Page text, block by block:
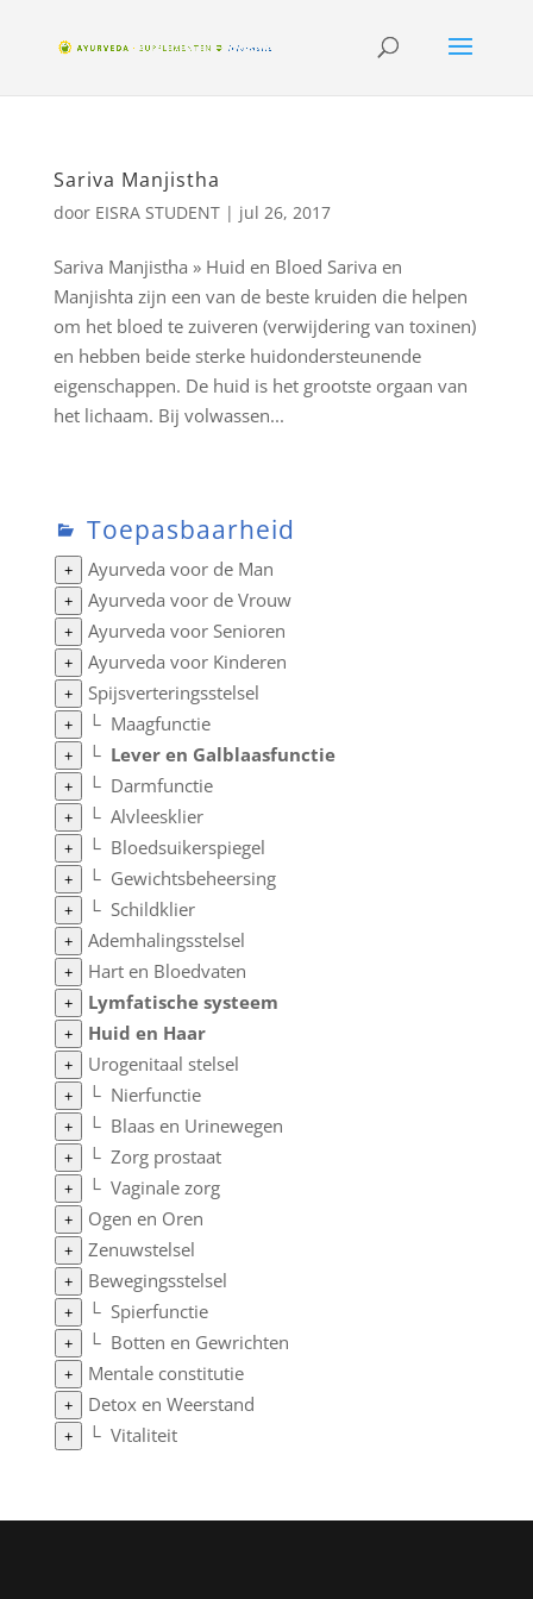
Sariva Manjistha
door EISRA STUDENT| jul 26, 2017
Sariva Manjistha » Huid en Bloed Sariva en
Manjishta zijn een van de beste kruiden die helpen
om het bloed te zuiveren (verwijdering van toxinen)
en hebben beide sterke huidondersteunende
eigenschappen. De huid is het grootste orgaan van
het lichaam. Bij volwassen...
Toepasbaarheid
+ Ayurveda voor de Man
+ Ayurveda voor de Vrouw
+ Ayurveda voor Senioren
+ Ayurveda voor Kinderen
+ Spijsverteringsstelsel
+ └ Maagfunctie
+ └ Lever en Galblaasfunctie
+ └ Darmfunctie
+ └ Alvleesklier
+ └ Bloedsuikerspiegel
+ └ Gewichtsbeheersing
+ └ Schildklier
+ Ademhalingsstelsel
+ Hart en Bloedvaten
+ Lymfatische systeem
+ Huid en Haar
+ Urogenitaal stelsel
+ └ Nierfunctie
+ └ Blaas en Urinewegen
+ └ Zorg prostaat
+ └ Vaginale zorg
+ Ogen en Oren
+ Zenuwstelsel
+ Bewegingsstelsel
+ └ Spierfunctie
+ └ Botten en Gewrichten
+ Mentale constitutie
+ Detox en Weerstand
+ └ Vitaliteit